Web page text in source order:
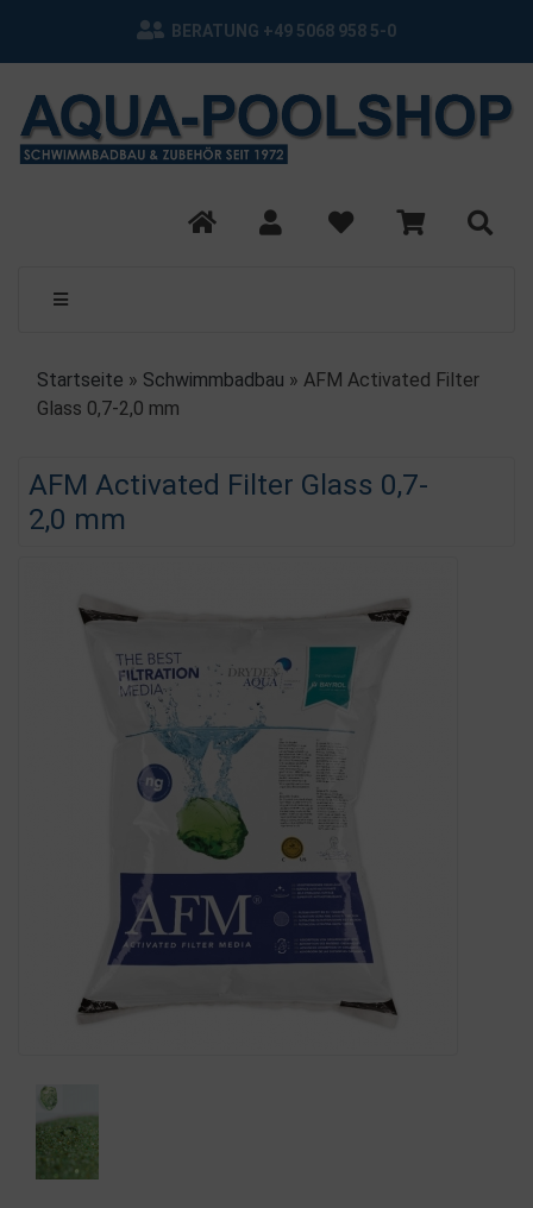
BERATUNG +49 5068 958 5-0
Startseite » Schwimmbadbau » AFM Activated Filter
Glass 0,7-2,0 mm
AFM Activated Filter Glass 0,7-
2,0 mm